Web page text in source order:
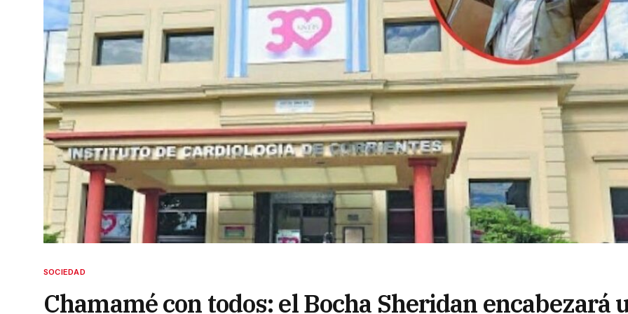
SOCIEDAD
Chamamé con todos: el Bocha Sheridan encabezará